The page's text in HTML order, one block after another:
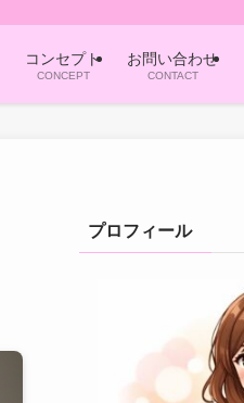
コンセプト
CONCEPT
お問い合わせ
CONTACT
プロフィール